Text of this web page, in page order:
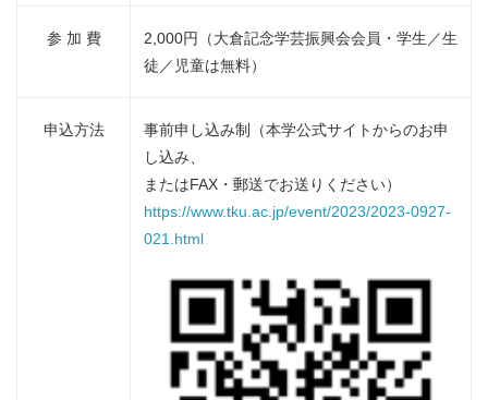
参 加 費
2,000円（大倉記念学芸振興会会員・学生／生
徒／児童は無料）
申込方法
事前申し込み制（本学公式サイトからのお申
し込み、
またはFAX・郵送でお送りください）
https://www.tku.ac.jp/event/2023/2023-0927-
021.html